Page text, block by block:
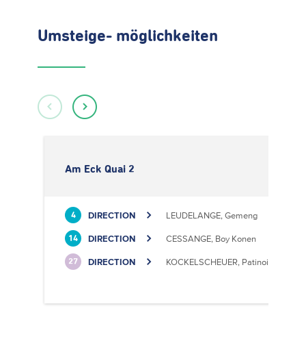
Umsteige- möglichkeiten
Am Eck Quai 2
4 DIRECTION LEUDELANGE, Gemeng
14 DIRECTION CESSANGE, Boy Konen
27 DIRECTION KOCKELSCHEUER, Patinoire